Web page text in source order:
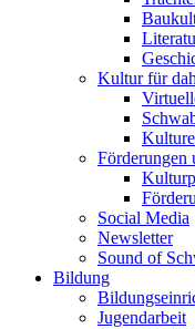
Kultur für
Förderungen
Social Media
Newsletter
Sound of
Bildung
Jugendarbeit